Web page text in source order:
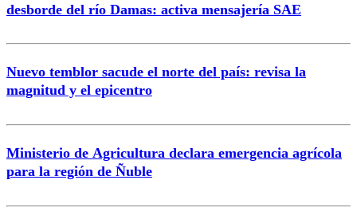
desborde del río Damas: activa mensajería SAE
Nuevo temblor sacude el norte del país: revisa la
magnitud y el epicentro
Ministerio de Agricultura declara emergencia agrícola
para la región de Ñuble